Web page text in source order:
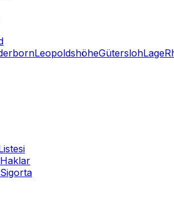
LeopoldshöheGüterslohLage